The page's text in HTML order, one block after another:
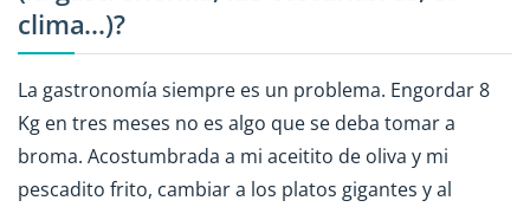
clima...)?
La gastronomía siempre es un problema. Engordar 8
Kg en tres meses no es algo que se deba tomar a
broma. Acostumbrada a mi aceitito de oliva y mi
pescadito frito, cambiar a los platos gigantes y al